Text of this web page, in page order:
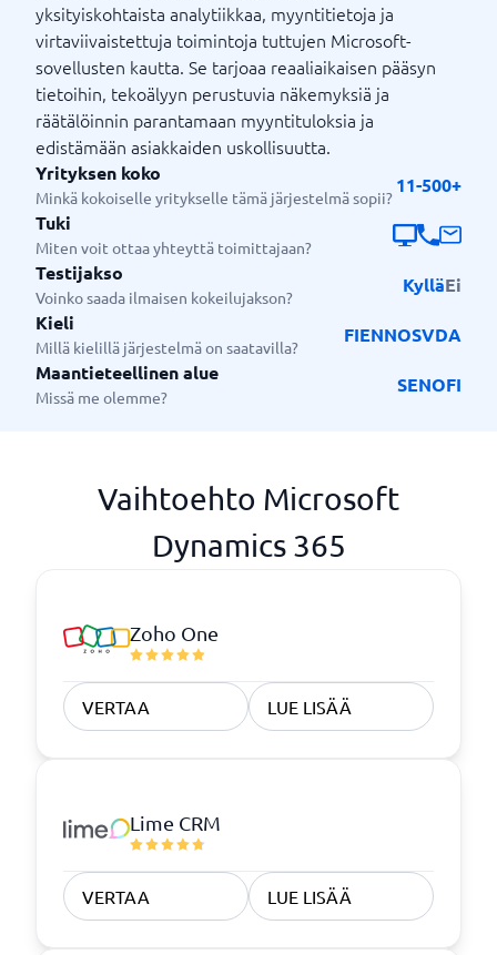
yksityiskohtaista analytiikkaa, myyntitietoja ja
virtaviivaistettuja toimintoja tuttujen Microsoft-
sovellusten kautta. Se tarjoaa reaaliaikaisen pääsyn
tietoihin, tekoälyyn perustuvia näkemyksiä ja
räätälöinnin parantamaan myyntituloksia ja
edistämään asiakkaiden uskollisuutta.
Yrityksen koko
Minkä kokoiselle yritykselle tämä järjestelmä sopii?
11-500+
Tuki
Miten voit ottaa yhteyttä toimittajaan?
Testijakso
Voinko saada ilmaisen kokeilujakson?
KylläEi
Kieli
Millä kielillä järjestelmä on saatavilla?
FIENNOSVDA
Maantieteellinen alue
Missä me olemme?
SENOFI
Vaihtoehto Microsoft
Dynamics 365
Zoho One
VERTAA LUE LISÄÄ
Lime CRM
VERTAA LUE LISÄÄ